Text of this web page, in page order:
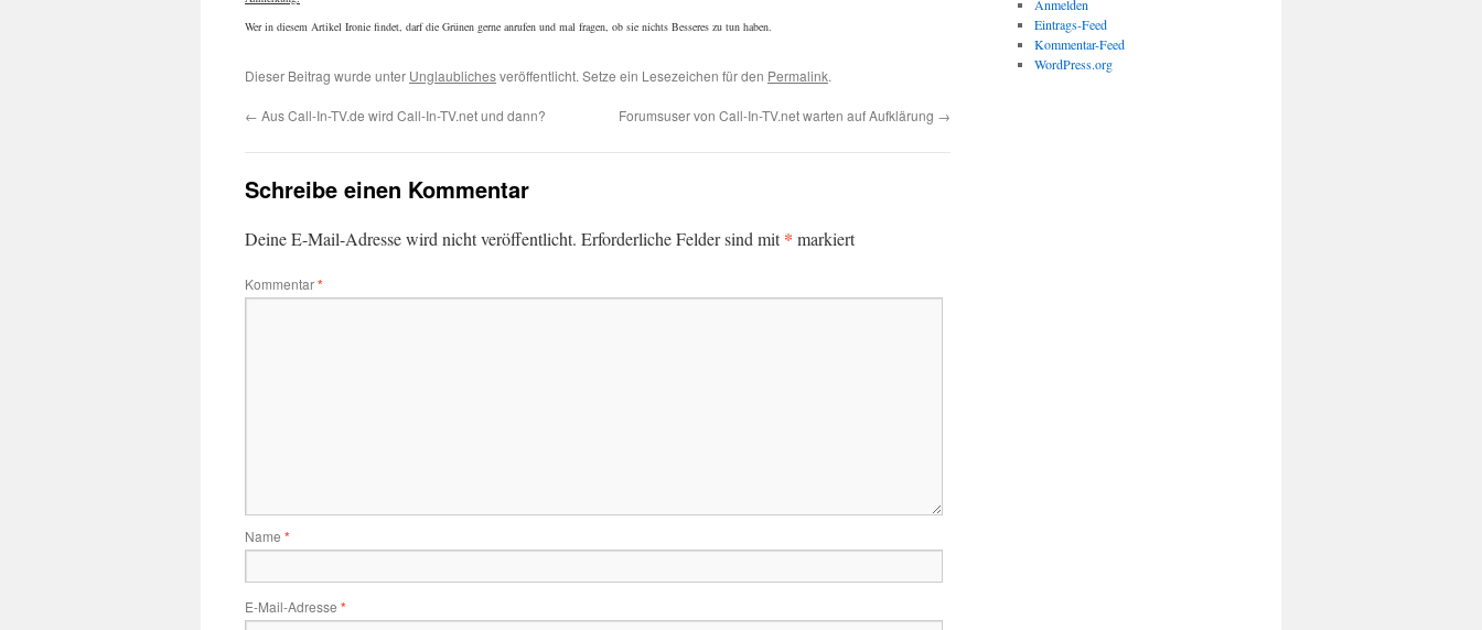
Wer in diesem Artikel Ironie findet, darf die Grünen gerne anrufen und mal fragen, ob sie nichts Besseres zu tun haben.
Dieser Beitrag wurde unter Unglaublichesveröffentlicht. Setze ein Lesezeichen für den Permalink.
← Aus Call-In-TV.de wird Call-In-TV.net und dann? Forumsuser von Call-In-TV.net warten auf Aufklärung →
Schreibe einen Kommentar
Deine E-Mail-Adresse wird nicht veröffentlicht. Erforderliche Felder sind mit* markiert
Kommentar*
Name *
E-Mail-Adresse *
Anmelden
Eintrags-Feed
Kommentar-Feed
WordPress.org